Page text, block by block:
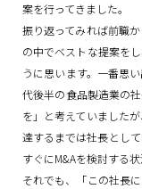
案を行ってきました。
振り返ってみれば前職
の中でベストな提案を
うに思います。一番思
代後半の食品製造業の
を」と考えていました
達するまでは社長とし
すぐにM&Aを検討する
それでも、「この社長